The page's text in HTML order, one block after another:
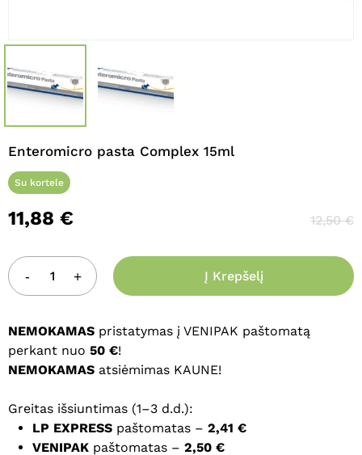
Enteromicro pasta Complex 15ml
Su kortele
11,88 € 12,50€
Į Krepšelį
NEMOKAMAS pristatymas į VENIPAK paštomatą
perkant nuo 50 €!
NEMOKAMAS atsiėmimas KAUNE!
Greitas išsiuntimas (1–3 d.d.):
LP EXPRESS paštomatas – 2,41 €
VENIPAK paštomatas – 2,50 €
El. paštas*